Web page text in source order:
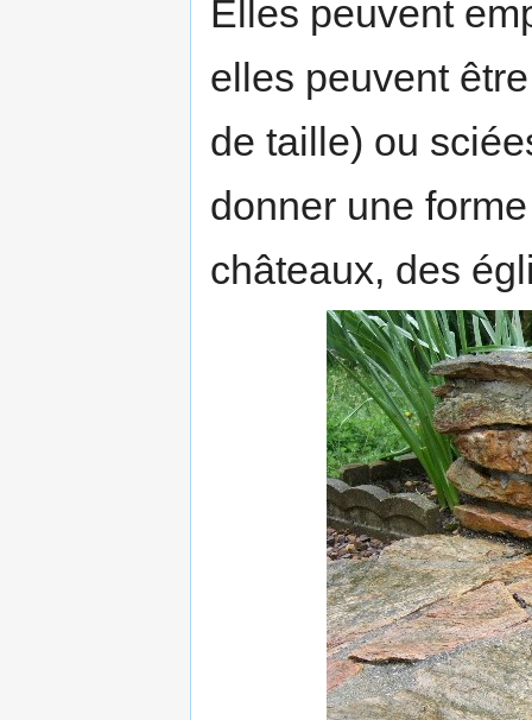
Elles peuvent
elles peuvent
de taille) ou
donner une
châteaux, des